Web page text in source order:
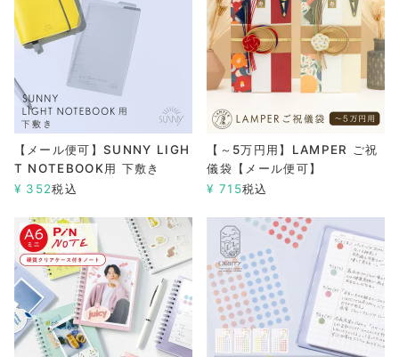
【メール便可】SUNNY LIGH
T NOTEBOOK用 下敷き
¥ 352税込
【～5万円用】LAMPER ご祝
儀袋【メール便可】
¥ 715税込